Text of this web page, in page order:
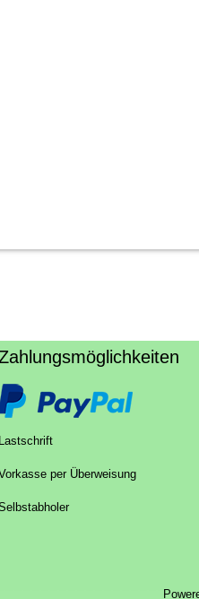
Lastschrift
per Überweisung